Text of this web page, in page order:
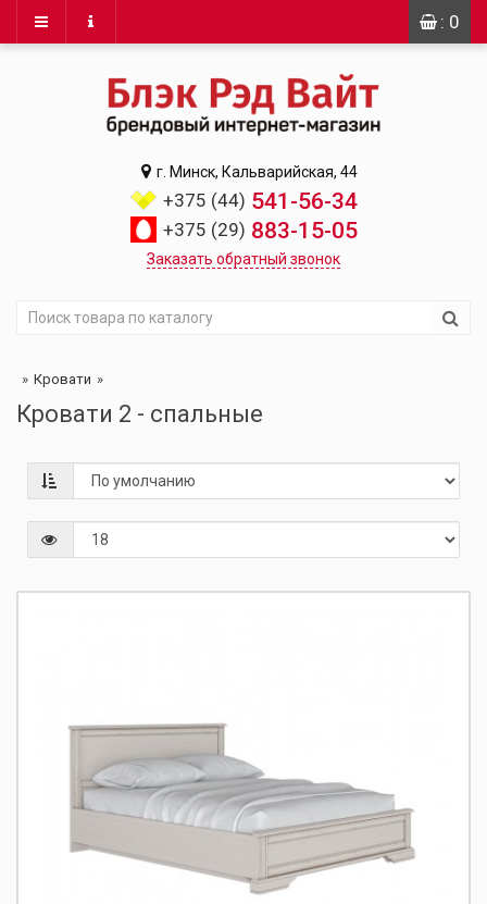
: 0
г. Минск, Кальварийская, 44
+375 (44) 541-56-34
+375 (29) 883-15-05
Заказать обратный звонок
Кровати
Кровати 2 - спальные